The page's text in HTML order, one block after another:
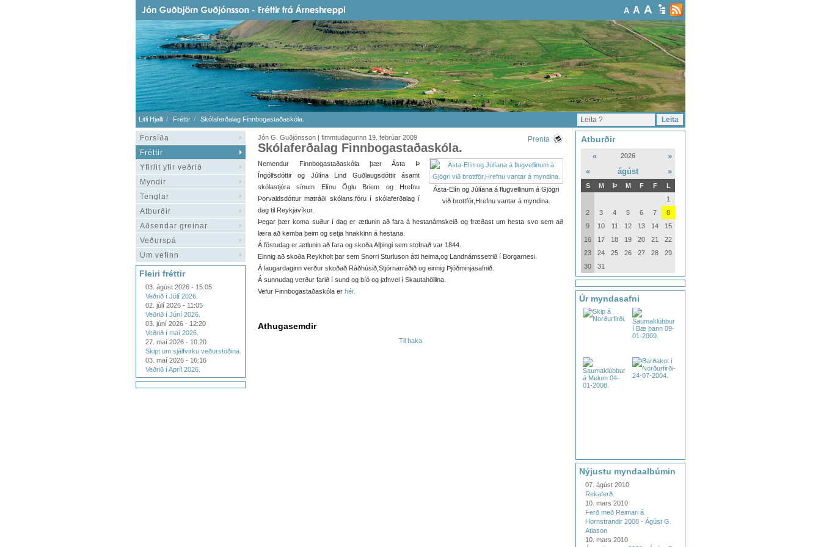
A A A
Litli Hjalli Fréttir Skólaferðalag Finnbogastaðaskóla.
Forsíða
Fréttir
Yfirlit yfir veðrið
Myndir
Tenglar
Atburðir
Aðsendar greinar
Veðurspá
Um vefinn
Fleiri fréttir
03. ágúst 2026 - 15:05
Veðrið í Júlí 2026.
02. júlí 2026 - 11:05
Veðrið í Júní 2026.
03. júní 2026 - 12:20
Veðrið í maí 2026.
27. maí 2026 - 10:20
Skipt um sjálfvirku veðurstöðina.
03. maí 2026 - 16:16
Veðrið í Apríl 2026.
Jón G. Guðjónsson | fimmtudagurinn 19. febrúar 2009 Prenta
Skólaferðalag Finnbogastaðaskóla.
Ásta-Elín og Júlíana á flugvellinum á Gjögri
við brottför,Hrefnu vantar á myndina.
Nemendur Finnbogastaðaskóla þær Ásta Þ
Íngólfsdóttir og Júlína Lind Guðlaugsdóttir ásamt
skólastjóra sínum Elínu Öglu Briem og Hrefnu
Þorvaldsdóttur matráði skólans,fóru í skólaferðalag í
dag til Reykjavíkur.
Þegar þær koma suður í dag er ætlunin að fara á hestanámskeið og fræðast um hesta svo sem að
læra að kemba þeim og setja hnakkinn á hestana.
Á föstudag er ætlunin að fara og skoða Alþingi sem stofnað var 1844.
Einnig að skoða Reykholt þar sem Snorri Sturluson átti heima,og Landnámssetrið í Borgarnesi.
Á laugardaginn verður skoðað Ráðhúsið,Stjórnarráðið og einnig Þjóðminjasafnið.
Á sunnudag verður farið í sund og bíó og jafnvel í Skautahöllina.
Vefur Finnbogastaðaskóla er hér.
Athugasemdir
Til baka
Atburðir
« 2026
»
«
ágúst »
S M Þ M F F
L
1
2
3 4 5 6 7
8
9
10 11 12 13 14
15
16
17 18 19 20 21
22
23
24 25 26 27 28
29
30
31
Úr myndasafni
Nýjustu myndaalbúmin
07. ágúst 2010
Rekaferð.
10. mars 2010
Ferð með Reimari á
Hornstrandir 2008 - Ágúst G.
Atlason
10. mars 2010